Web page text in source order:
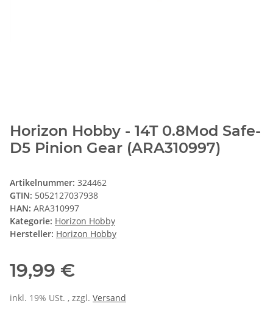
Horizon Hobby - 14T 0.8Mod Safe-
D5 Pinion Gear (ARA310997)
Artikelnummer: 324462
GTIN: 5052127037938
HAN: ARA310997
Kategorie: Horizon Hobby
Hersteller: Horizon Hobby
19,99 €
inkl. 19% USt. , zzgl. Versand